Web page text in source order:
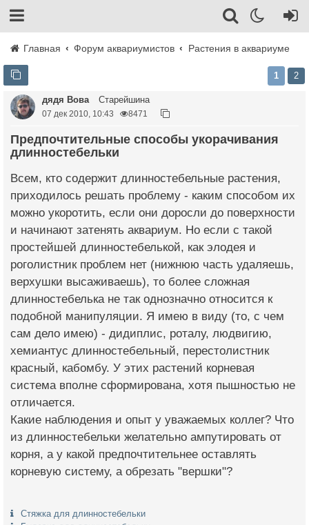
Главная Форум аквариумистов Растения в аквариуме
1 2
дядя Вова Старейшина
07 дек 2010, 10:43 8471
Предпочтительные способы укорачивания
длинностебельки
Всем, кто содержит длинностебельные растения,
приходилось решать проблему - каким способом их
можно укоротить, если они доросли до поверхности
и начинают затенять аквариум. Но если с такой
простейшей длинностебелькой, как элодея и
роголистник проблем нет (нижнюю часть удаляешь,
верхушки высаживаешь), то более сложная
длинностебелька не так однозначно относится к
подобной манипуляции. Я имею в виду (то, с чем
сам дело имею) - дидиплис, роталу, людвигию,
хемиантус длинностебельный, перестолистник
красный, кабомбу. У этих растений корневая
система вполне сформирована, хотя пышностью не
отличается.
Какие наблюдения и опыт у уважаемых коллег? Что
из длинностебельки желательно ампутировать от
корня, а у какой предпочтительнее оставлять
корневую систему, а обрезать "вершки"?
Стяжка для длинностебельки